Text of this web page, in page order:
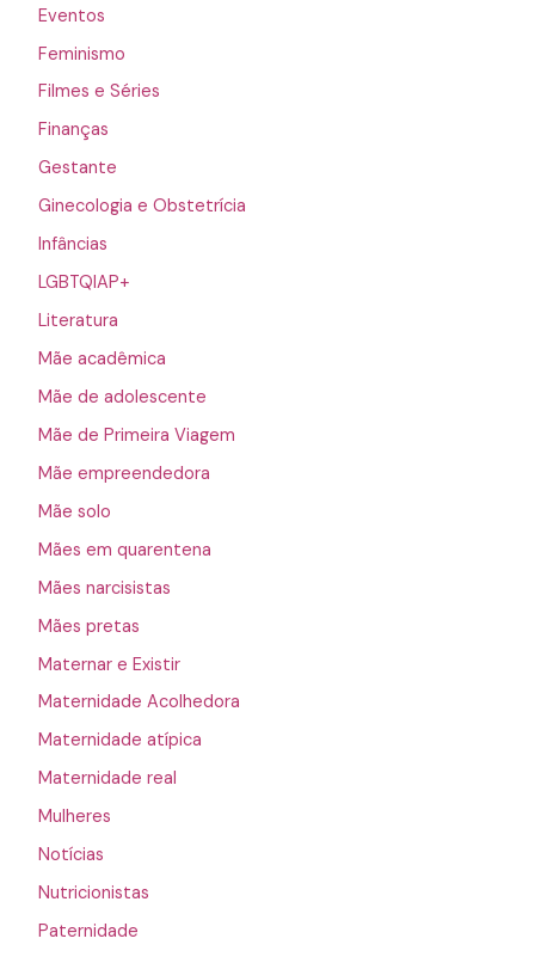
Eventos
Feminismo
Filmes e Séries
Finanças
Gestante
Ginecologia e Obstetrícia
Infâncias
LGBTQIAP+
Literatura
Mãe acadêmica
Mãe de adolescente
Mãe de Primeira Viagem
Mãe empreendedora
Mãe solo
Mães em quarentena
Mães narcisistas
Mães pretas
Maternar e Existir
Maternidade Acolhedora
Maternidade atípica
Maternidade real
Mulheres
Notícias
Nutricionistas
Paternidade